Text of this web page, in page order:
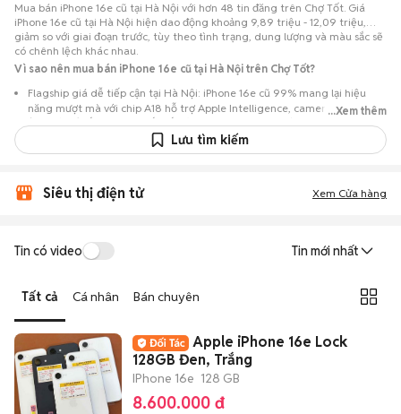
Mua bán iPhone 16e cũ tại Hà Nội với hơn 48 tin đăng trên Chợ Tốt. Giá
iPhone 16e cũ tại Hà Nội hiện dao động khoảng 9,89 triệu - 12,09 triệu,
giảm so với giai đoạn trước, tùy theo tình trạng, dung lượng và màu sắc sẽ
có chênh lệch khác nhau.
Vì sao nên mua bán iPhone 16e cũ tại Hà Nội trên Chợ Tốt?
Flagship giá dễ tiếp cận tại Hà Nội: iPhone 16e cũ 99% mang lại hiệu
năng mượt mà với chip A18 hỗ trợ Apple Intelligence, camera đơn 48MP
(góc rộng) sắc nét và thiết kế trẻ trung, nhưng có mức giá hợp lý hơn so
bản 128GB, 256GB, 512GB và các màu Đen, Trắng.
Mua bán nhanh chóng: Giao dịch trực tiếp, ít thủ tục, chốt nhanh khi hai
...Xem thêm
Lưu tìm kiếm
Siêu thị điện tử Xem Cửa hàng
Tin có video Tin mới nhất
Tất cả Cá nhân Bán chuyên
Apple iPhone 16e Lock
128GB Đen, Trắng
IPhone 16e 128 GB
8.600.000 đ